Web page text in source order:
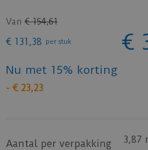
Van € 154,61
€ 131 ,38 per stuk €
Nu met 15% korting
- € 23,23
Aantal per verpakking 3,87